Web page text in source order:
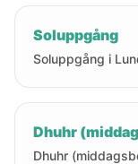
Soluppgång
Soluppgång i
Dhuhr
Dhuhr